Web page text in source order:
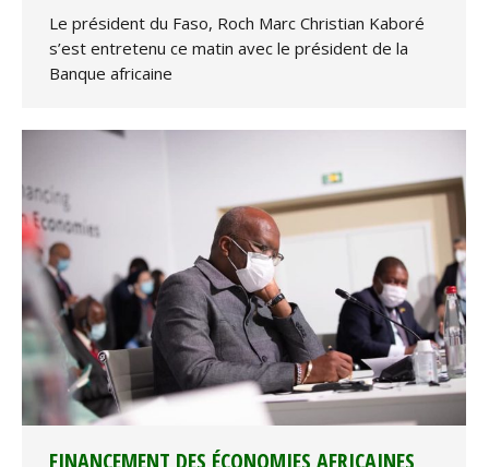
Le président du Faso, Roch Marc Christian Kaboré
s’est entretenu ce matin avec le président de la
Banque africaine